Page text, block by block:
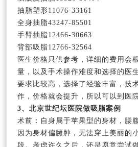
抽脂塑形11076-33161
全身抽脂43247-85501
手臂抽脂12466-30663
背部吸脂12766-32564
医生价格只供参考，详细的费用会
量，以及手术操作难度和选择的医
要求比较高，选择了经验丰富，技
作，价格就会提升，所以可以到医
3、北京世纪坛医院做吸脂案例
术前：自身属于苹果型的身材，腰
因为身材偏臃肿，无法穿上美丽的
段。考虑许久之后，还是愿意尝试